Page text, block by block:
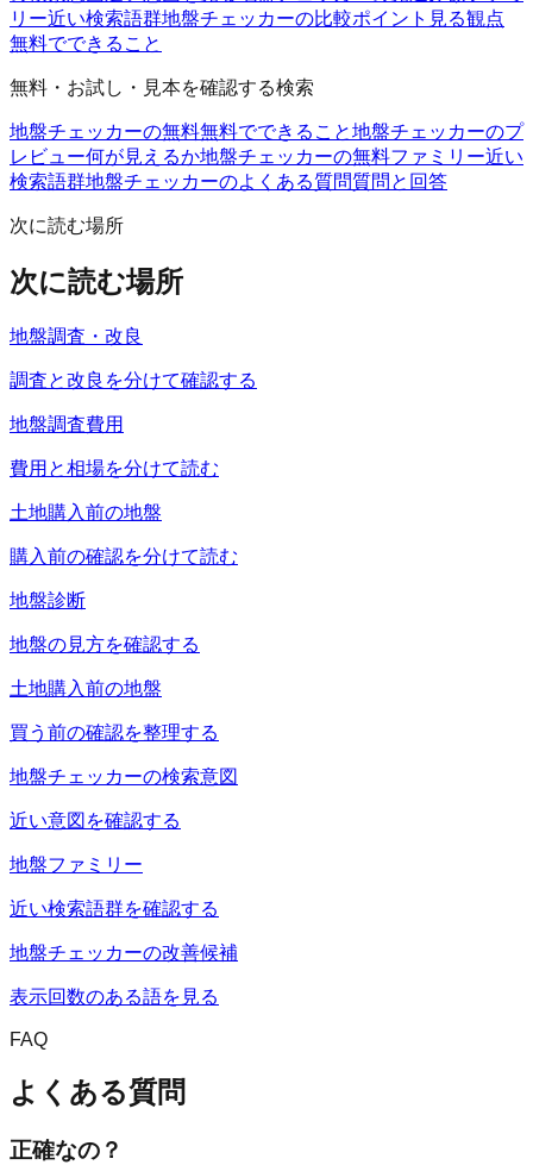
リー近い検索語群地盤チェッカーの比較ポイント 見る観点
無料でできること
無料・お試し・見本を確認する検索
地盤チェッカーの無料無料でできること地盤チェッカーのプ
レビュー何が見えるか地盤チェッカーの無料ファミリー近い
検索語群地盤チェッカーのよくある質問質問と回答
次に読む場所
次に読む場所
地盤調査・改良
調査と改良を分けて確認する
地盤調査費用
費用と相場を分けて読む
土地購入前の地盤
購入前の確認を分けて読む
地盤診断
地盤の見方を確認する
土地購入前の地盤
買う前の確認を整理する
地盤チェッカーの検索意図
近い意図を確認する
地盤ファミリー
近い検索語群を確認する
地盤チェッカーの改善候補
表示回数のある語を見る
FAQ
よくある質問
正確なの？